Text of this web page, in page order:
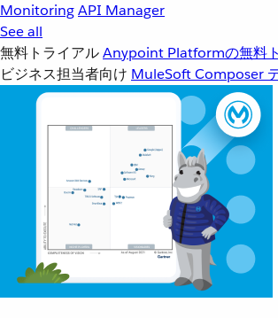
MonitoringAPI Manager
See all
無料トライアルAnypoint Platformの無料
ビジネス担当者向け MuleSoft Composer